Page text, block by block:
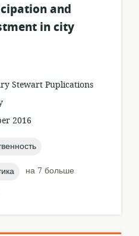
and
in city
Stewart Puplications
2016
на 7 больше